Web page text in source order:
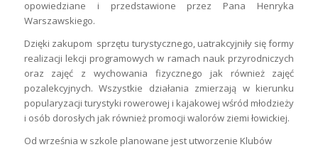
Od września w szkole planowane jest utworzenie Klubów
turystyki kajakowej i turystyki rowerowej. Serdecznie
zapraszamy uczniów i inne osoby zainteresowane do
współpracy.